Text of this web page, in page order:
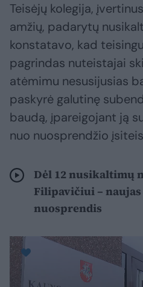
Teisėjų kolegija,
amžių, padarytų
konstatavo, kad
pagrindas nuteistajai
atėmimu nesusijusias
paskyrė galutinę
baudą, įpareigojant ją
nuo nuosprendžio
Dėl 12 nusikaltimų
Filipavičiui –
nuosprendis